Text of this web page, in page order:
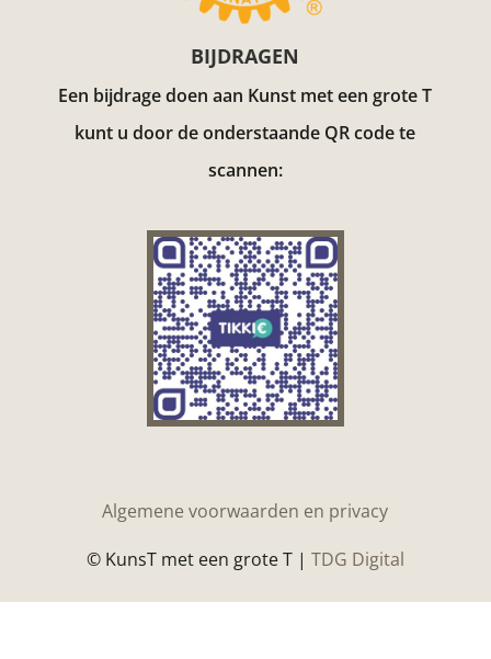
BIJDRAGEN
Een bijdrage doen aan Kunst met een grote T
kunt u door de onderstaande QR code te
scannen:
Algemene voorwaarden en privacy
© KunsT met een grote T | TDG Digital